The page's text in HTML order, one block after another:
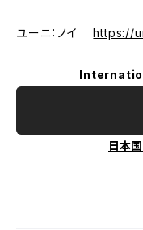
ユーニ：ノイhttps://
日本